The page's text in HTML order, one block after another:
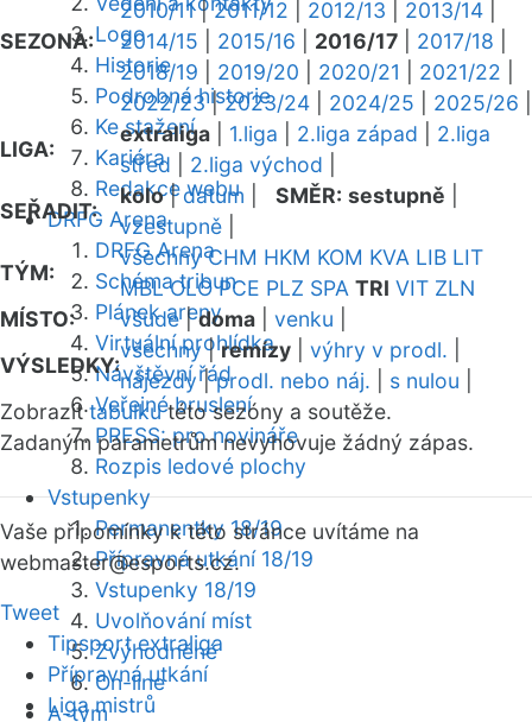
Logo
Historie
Podrobná historie
Ke stažení
Kariéra
Redakce webu
DRFG Arena
DRFG Arena
Schéma tribun
Plánek areny
Virtuální prohlídka
Návštěvní řád
Veřejné bruslení
PRESS: pro novináře
Rozpis ledové plochy
Vstupenky
Permanentky 18/19
Přípravná utkání 18/19
Vstupenky 18/19
Uvolňování míst
Zvýhodněné
On-line
A-tým
SEZONA:
2010/11|2011/12 2012/13 2013/14
2014/15
2015/16 2016/17 2017/18
2018/19
2019/20 2020/21 2021/22
2022/23|2023/24 2024/25 2025/26
LIGA:
extraliga 1.liga 2.liga západ
2.liga
střed
2.liga východ
SEŘADIT:
kolo|datum SMĚR: sestupně
vzestupně
TÝM:
všechny CHM HKM KOM KVA LIB LIT
MBL OLO PCE PLZ SPA TRI VIT ZLN
MÍSTO:
všude|doma venku
VÝSLEDKY:
všechny|remízy výhry v prodl.
nájezdy|prodl. nebo náj. s nulou
Zobrazittabulkutéto sezóny a soutěže.
Zadaným parametrům nevyhovuje žádný zápas.
Vaše připomínky k této stránce uvítáme na
webmaster@esports.cz.
Tweet
Tipsport extraliga
Přípravná utkání
Liga mistrů